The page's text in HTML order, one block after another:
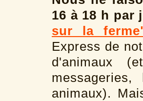
16 à 18 h
sur la
Express de
d'animaux
animaux).